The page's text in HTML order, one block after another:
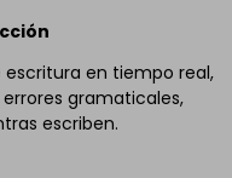
en tiempo real,
gramaticales,
escriben.